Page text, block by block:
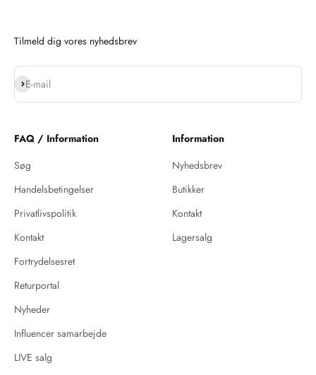
Tilmeld dig vores nyhedsbrev
E-mail
Abonnér
FAQ / Information
Søg
Handelsbetingelser
Privatlivspolitik
Kontakt
Fortrydelsesret
Returportal
Nyheder
Influencer samarbejde
LIVE salg
Information
Nyhedsbrev
Butikker
Kontakt
Lagersalg